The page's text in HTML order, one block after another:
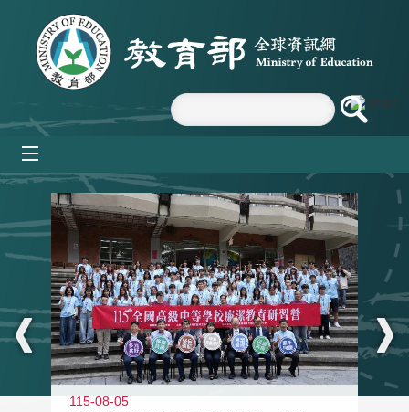
跳到主要內容區塊
:::
115-08-05